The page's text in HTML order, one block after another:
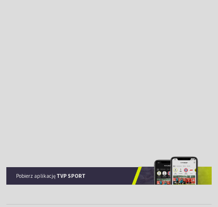
Pobierz aplikację TVP SPORT